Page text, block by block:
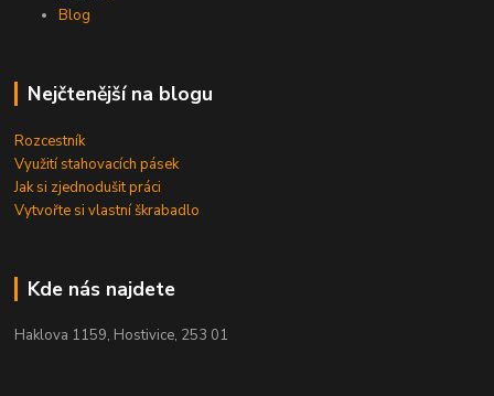
Blog
Nejčtenější na blogu
Rozcestník
Využití stahovacích pásek
Jak si zjednodušit práci
Vytvořte si vlastní škrabadlo
Kde nás najdete
Haklova 1159, Hostivice, 253 01